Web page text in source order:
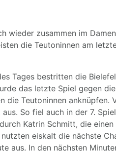
wieder zusammen im
die Teutoninnen am
Tages bestritten die
das letzte Spiel gegen
die Teutoninnen anknüpfen.
So fiel auch in der 7.
Katrin Schmitt, die
eiskalt die nächste
aus. In den nächsten